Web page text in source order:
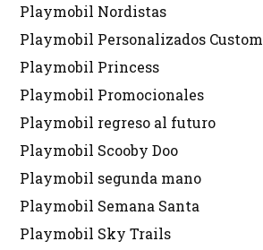
Playmobil Nordistas
Playmobil Personalizados Custom
Playmobil Princess
Playmobil Promocionales
Playmobil regreso al futuro
Playmobil Scooby Doo
Playmobil segunda mano
Playmobil Semana Santa
Playmobil Sky Trails